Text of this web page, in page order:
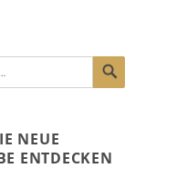
SUCHEN
NEUE
ENTDECKEN